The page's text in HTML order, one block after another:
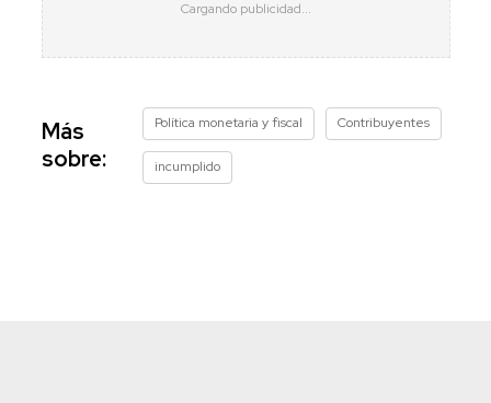
Más
sobre:
Política monetaria y fiscal Contribuyentes
incumplido